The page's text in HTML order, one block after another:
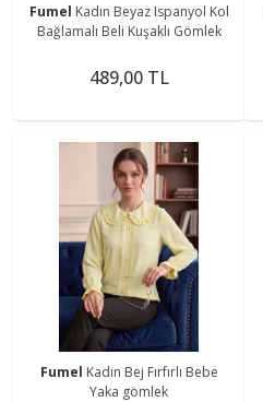
Fumel Kadın Beyaz Ispanyol Kol
Bağlamalı Beli Kuşaklı Gömlek
489,00 TL
Fumel Kadın Bej Fırfırlı Bebe
Yaka gömlek